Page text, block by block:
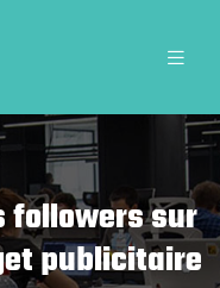
followers sur
publicitaire